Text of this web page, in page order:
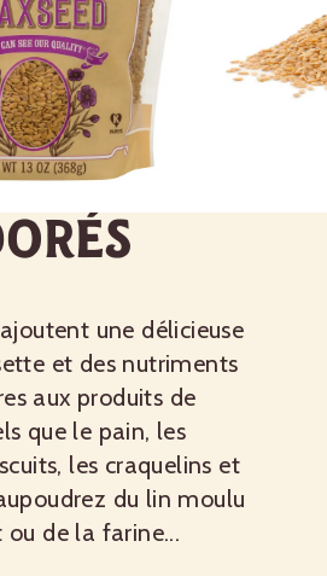
une délicieuse
et des nutriments
aux produits de
que le pain, les
les craquelins et
du lin moulu
ou de la farine...